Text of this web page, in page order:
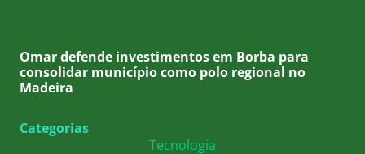
Omar defende investimentos em Borba para
consolidar município como polo regional no
Madeira
Categorias
Tecnologia